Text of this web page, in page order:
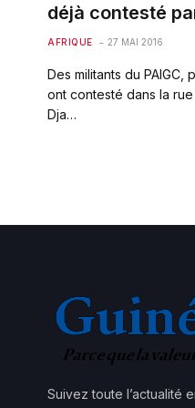
déjà contesté
AFRIQUE 27 MAI 2016
Des militants du PAIGC,
ont contesté dans la
Dja…
Suivez toute l’actualité